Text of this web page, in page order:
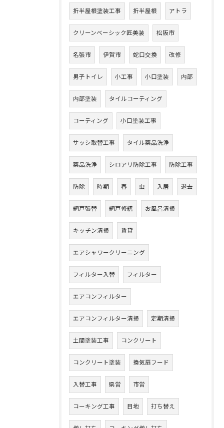
折半屋根塗装工事 折半屋根 アトラ
クリーンベーシック匠美装 松阪市
名張市 伊賀市 蛇口交換 改修
男子トイレ 小工事 小口塗装 内部
内部塗装 タイルコーティング
コーティング 小口塗装工事
サッシ取替工事 タイル薬品洗浄
薬品洗浄 シロアリ防除工事 防除工事
防除 時期 春 虫 入居 退去
網戸張替 網戸修繕 お風呂清掃
キッチン清掃 賃貸
エアシャワークリーニング
フィルター入替 フィルター
エアコンフィルター
エアコンフィルター清掃 定期清掃
土間塗装工事 コンクリート
コンクリート塗装 換気扇フード
入替工事 県営 市営
コーキング工事 目地 打ち替え